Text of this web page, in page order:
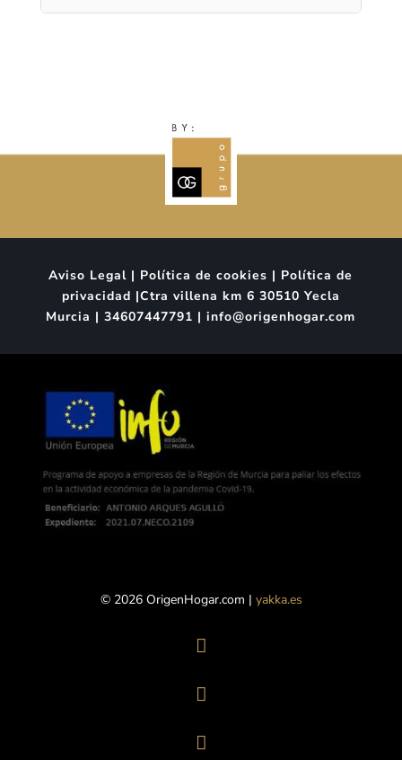
Aviso Legal | Política de cookies | Política de
privacidad |Ctra villena km 6 30510 Yecla
Murcia | 34607447791 | info@origenhogar.com
© 2026 OrigenHogar.com | yakka.es


